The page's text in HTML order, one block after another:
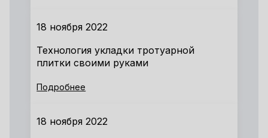
18 ноября 2022
Технология укладки тротуарной
плитки своими руками
Подробнее
18 ноября 2022